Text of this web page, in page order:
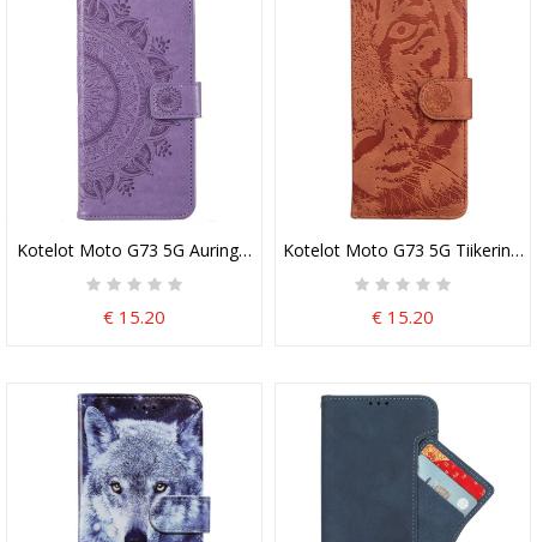
Kotelot Moto G73 5G Auringon Mandala
€ 15.20
Kotelot Moto G73 5G Tiikerin
€ 15.20